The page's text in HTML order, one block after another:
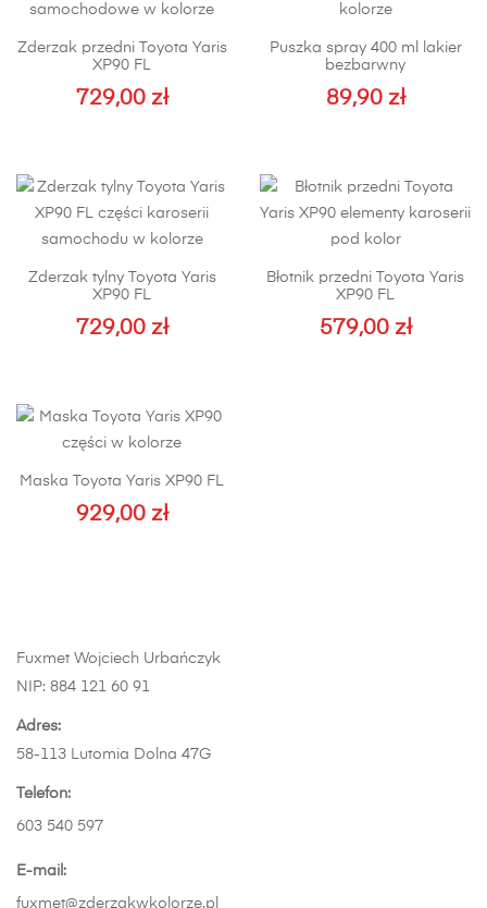
Zderzak przedni Toyota Yaris
XP90 FL
729,00 zł
Puszka spray 400 ml lakier
bezbarwny
89,90 zł
Zderzak tylny Toyota Yaris
XP90 FL
729,00 zł
Błotnik przedni Toyota Yaris
XP90 FL
579,00 zł
Maska Toyota Yaris XP90 FL
929,00 zł
Fuxmet Wojciech Urbańczyk
NIP: 884 121 60 91
Adres:
58-113 Lutomia Dolna 47G
Telefon:
603 540 597
E-mail:
fuxmet@zderzakwkolorze.pl